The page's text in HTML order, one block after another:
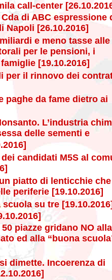
call-center
di ABC espressione
Napoli [26.10.2016]
e meno tasse alle
per le pensioni, i
[19.10.2016]
per il rinnovo dei
paghe da fame dietro ai
L’industria
delle sementi e
candidati M5S al
piatto di lenticchie
periferie [19.10.2016]
su tre
piazze gridano NO alla
ed alla “buona
dimette. Incoerenza di